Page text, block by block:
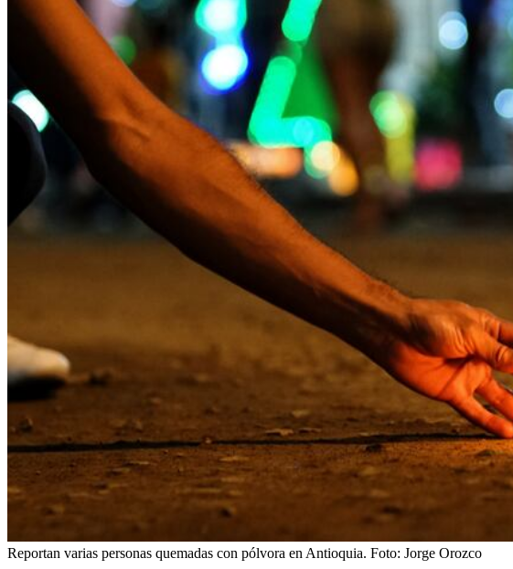
Reportan varias personas quemadas con pólvora en Antioquia. Foto: Jorge Orozco